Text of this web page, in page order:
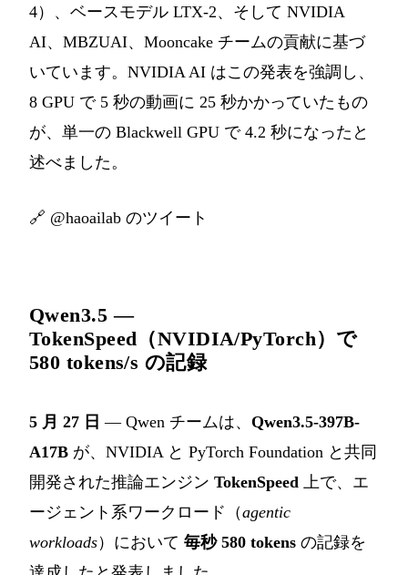
4）、ベースモデル LTX-2、そして NVIDIA
AI、MBZUAI、Mooncake チームの貢献に基づ
いています。NVIDIA AI はこの発表を強調し、
8 GPU で 5 秒の動画に 25 秒かかっていたもの
が、単一の Blackwell GPU で 4.2 秒になったと
述べました。
🔗 @haoailab のツイート
Qwen3.5 —
TokenSpeed（NVIDIA/PyTorch）で
580 tokens/s の記録
5 月 27 日 — Qwen チームは、 Qwen3.5-397B-
A17B が、NVIDIA と PyTorch Foundation と共同
開発された推論エンジン TokenSpeed 上で、エ
ージェント系ワークロード（agentic
workloads）において 毎秒 580 tokens の記録を